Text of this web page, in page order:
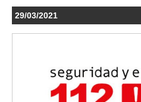
29/03/2021